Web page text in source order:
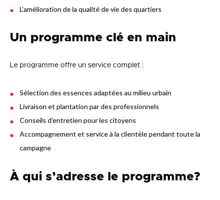
L’amélioration de la qualité de vie des quartiers
Un programme clé en main
Le programme offre un service complet :
Sélection des essences adaptées au milieu urbain
Livraison et plantation par des professionnels
Conseils d’entretien pour les citoyens
Accompagnement et service à la clientèle pendant toute la
campagne
À qui s’adresse le programme?